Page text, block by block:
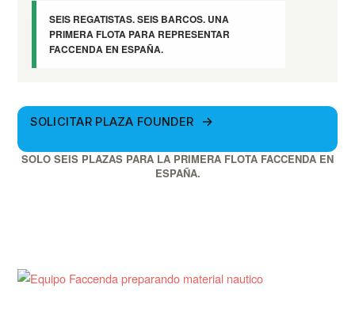
SEIS REGATISTAS. SEIS BARCOS. UNA
PRIMERA FLOTA PARA REPRESENTAR
FACCENDA EN ESPAÑA.
SOLICITAR PLAZA FOUNDER
SOLO SEIS PLAZAS PARA LA PRIMERA FLOTA FACCENDA EN
ESPAÑA.